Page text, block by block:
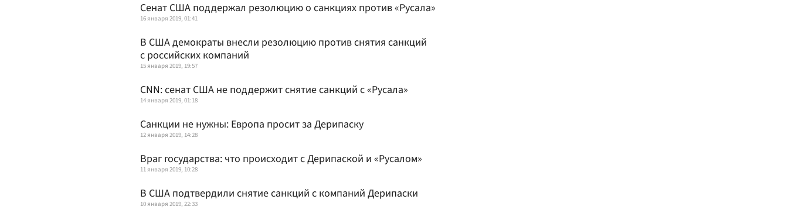
Сенат США поддержал резолюцию о санкциях против «Русала»
16 января 2019, 01:41
В США демократы внесли резолюцию против снятия санкций
с российских компаний
15 января 2019, 19:57
CNN: сенат США не поддержит снятие санкций с «Русала»
14 января 2019, 01:18
Санкции не нужны: Европа просит за Дерипаску
12 января 2019, 14:28
Враг государства: что происходит с Дерипаской и «Русалом»
11 января 2019, 10:28
В США подтвердили снятие санкций с компаний Дерипаски
10 января 2019, 22:33